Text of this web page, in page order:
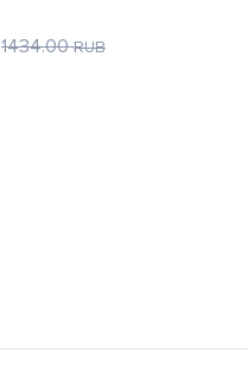
1434.00RUB